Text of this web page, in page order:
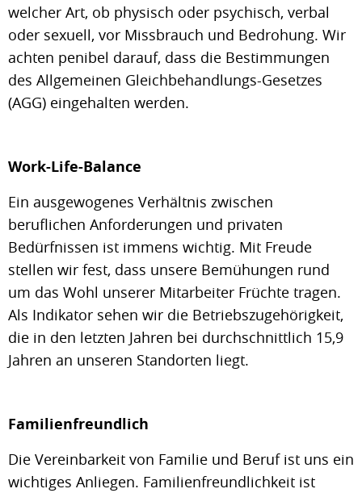
welcher Art, ob physisch oder psychisch, verbal
oder sexuell, vor Missbrauch und Bedrohung. Wir
achten penibel darauf, dass die Bestimmungen
des Allgemeinen Gleichbehandlungs-Gesetzes
(AGG) eingehalten werden.
Work-Life-Balance
Ein ausgewogenes Verhältnis zwischen
beruflichen Anforderungen und privaten
Bedürfnissen ist immens wichtig. Mit Freude
stellen wir fest, dass unsere Bemühungen rund
um das Wohl unserer Mitarbeiter Früchte tragen.
Als Indikator sehen wir die Betriebszugehörigkeit,
die in den letzten Jahren bei durchschnittlich 15,9
Jahren an unseren Standorten liegt.
Familienfreundlich
Die Vereinbarkeit von Familie und Beruf ist uns ein
wichtiges Anliegen. Familienfreundlichkeit ist